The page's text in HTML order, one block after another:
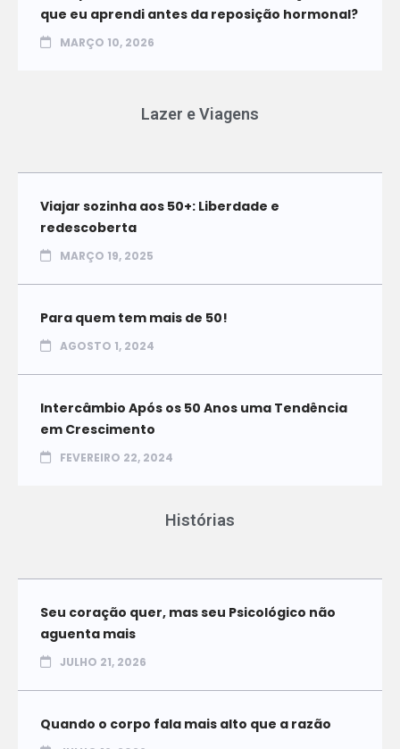
que eu aprendi antes da reposição hormonal?
MARÇO 10, 2026
Lazer e Viagens
Viajar sozinha aos 50+: Liberdade e
redescoberta
MARÇO 19, 2025
Para quem tem mais de 50!
AGOSTO 1, 2024
Intercâmbio Após os 50 Anos uma Tendência
em Crescimento
FEVEREIRO 22, 2024
Histórias
Seu coração quer, mas seu Psicológico não
aguenta mais
JULHO 21, 2026
Quando o corpo fala mais alto que a razão